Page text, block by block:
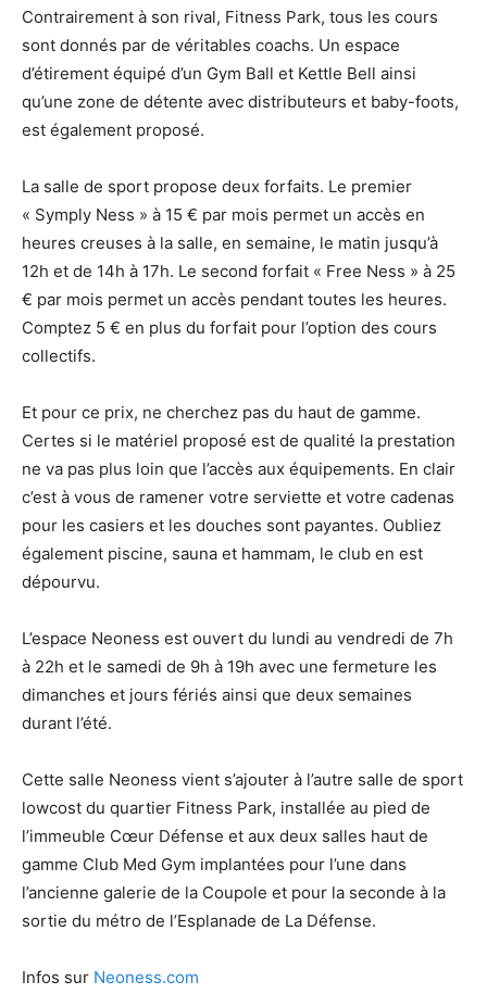
Contrairement à son rival, Fitness Park, tous les cours
sont donnés par de véritables coachs. Un espace
d’étirement équipé d’un Gym Ball et Kettle Bell ainsi
qu’une zone de détente avec distributeurs et baby-foots,
est également proposé.
La salle de sport propose deux forfaits. Le premier
« Symply Ness » à 15 € par mois permet un accès en
heures creuses à la salle, en semaine, le matin jusqu’à
12h et de 14h à 17h. Le second forfait « Free Ness » à 25
€ par mois permet un accès pendant toutes les heures.
Comptez 5 € en plus du forfait pour l’option des cours
collectifs.
Et pour ce prix, ne cherchez pas du haut de gamme.
Certes si le matériel proposé est de qualité la prestation
ne va pas plus loin que l’accès aux équipements. En clair
c’est à vous de ramener votre serviette et votre cadenas
pour les casiers et les douches sont payantes. Oubliez
également piscine, sauna et hammam, le club en est
dépourvu.
L’espace Neoness est ouvert du lundi au vendredi de 7h
à 22h et le samedi de 9h à 19h avec une fermeture les
dimanches et jours fériés ainsi que deux semaines
durant l’été.
Cette salle Neoness vient s’ajouter à l’autre salle de sport
lowcost du quartier Fitness Park, installée au pied de
l’immeuble Cœur Défense et aux deux salles haut de
gamme Club Med Gym implantées pour l’une dans
l’ancienne galerie de la Coupole et pour la seconde à la
sortie du métro de l’Esplanade de La Défense.
Infos sur Neoness.com